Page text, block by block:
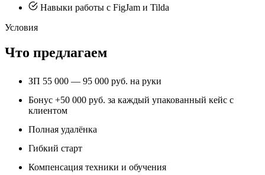
Навыки работы с FigJam и Tilda
Условия
Что предлагаем
ЗП 55 000 — 95 000 руб. на руки
Бонус +50 000 руб. за каждый упакованный кейс с
клиентом
Полная удалёнка
Гибкий старт
Компенсация техники и обучения